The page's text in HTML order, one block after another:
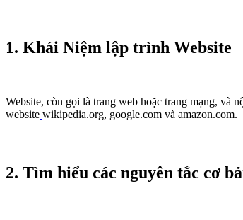
1. Khái Niệm lập trình Website
Website, còn gọi là trang web hoặc trang mạng, và
website wikipedia.org, google.com và amazon.com.
2. Tìm hiểu các nguyên tắc cơ